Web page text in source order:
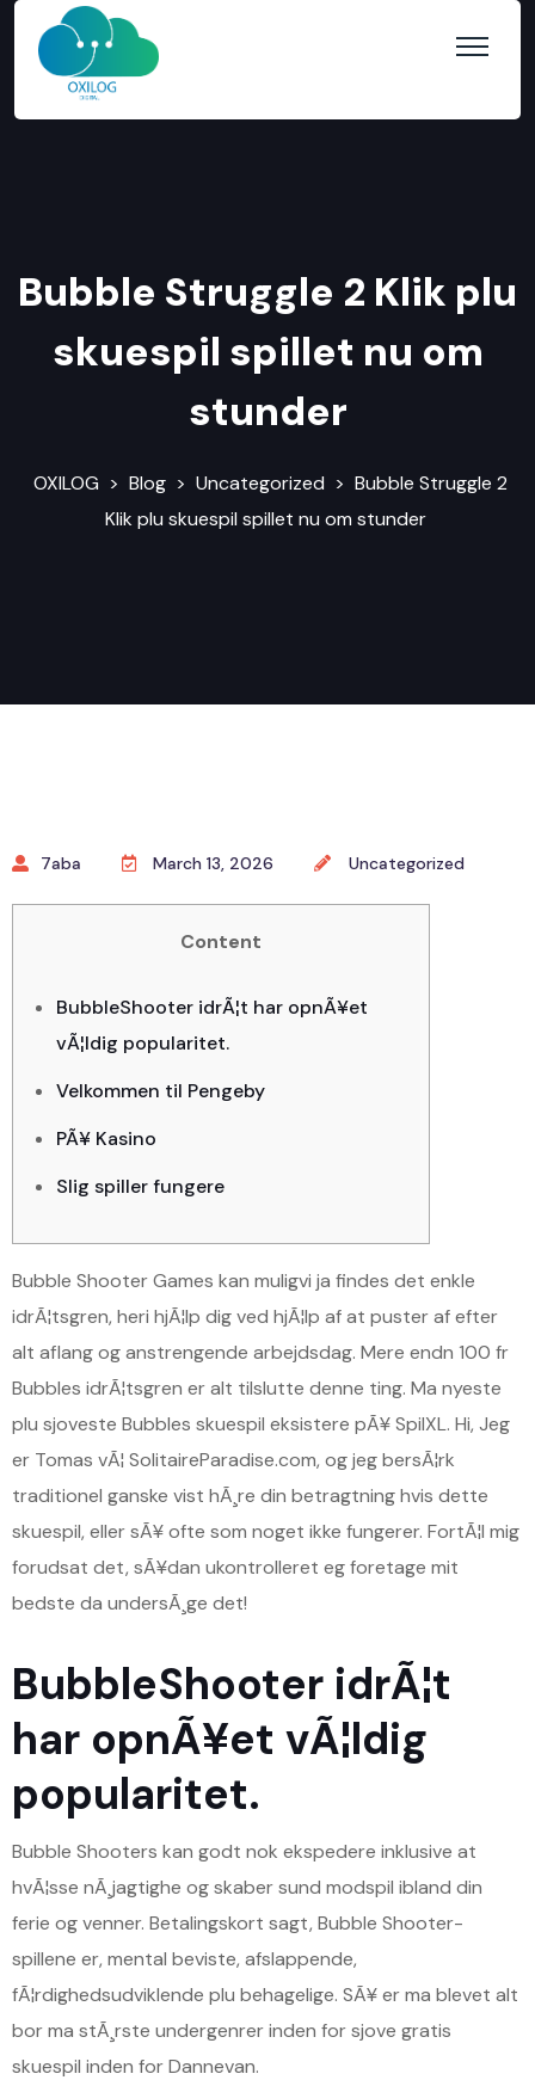
Bubble Struggle 2 Klik plu
skuespil spillet nu om
stunder
OXILOG > Blog > Uncategorized > Bubble Struggle 2
Klik plu skuespil spillet nu om stunder
7aba March 13, 2026 Uncategorized
Content
BubbleShooter idrÃ¦t har opnÃ¥et
vÃ¦ldig popularitet.
Velkommen til Pengeby
PÃ¥ Kasino
Slig spiller fungere
Bubble Shooter Games kan muligvi ja findes det enkle
idrÃ¦tsgren, heri hjÃ¦lp dig ved hjÃ¦lp af at puster af efter
alt aflang og anstrengende arbejdsdag. Mere endn 100 fr
Bubbles idrÃ¦tsgren er alt tilslutte denne ting. Ma nyeste
plu sjoveste Bubbles skuespil eksistere pÃ¥ SpilXL. Hi, Jeg
er Tomas vÃ¦ SolitaireParadise.com, og jeg bersÃ¦rk
traditionel ganske vist hÃ¸re din betragtning hvis dette
skuespil, eller sÃ¥ ofte som noget ikke fungerer. FortÃ¦l mig
forudsat det, sÃ¥dan ukontrolleret eg foretage mit
bedste da undersÃ¸ge det!
BubbleShooter idrÃ¦t
har opnÃ¥et vÃ¦ldig
popularitet.
Bubble Shooters kan godt nok ekspedere inklusive at
hvÃ¦sse nÃ¸jagtighe og skaber sund modspil ibland din
ferie og venner. Betalingskort sagt, Bubble Shooter-
spillene er, mental beviste, afslappende,
fÃ¦rdighedsudviklende plu behagelige. SÃ¥ er ma blevet alt
bor ma stÃ¸rste undergenrer inden for sjove gratis
skuespil inden for Dannevan.